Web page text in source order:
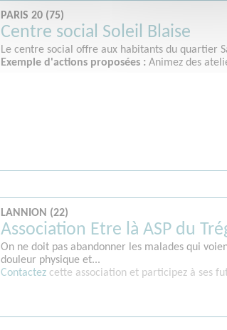
PARIS 20 (75)
Centre social Soleil Blaise
Le centre social offre aux habitants du quartier
Exemple d'actions proposées :Animez des
LANNION (22)
Association Etre là ASP du
On ne doit pas abandonner les malades qui
douleur physique et...
Contactez cette association et participez à ses